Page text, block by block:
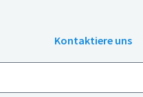
Kontaktiere uns